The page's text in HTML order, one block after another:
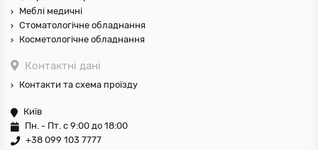
Меблі медичні
Стоматологічне обладнання
Косметологічне обладнання
Контактні дані
Контакти та схема проїзду
Київ
Пн. - Пт. с 9:00 до 18:00
+38 099 103 7777